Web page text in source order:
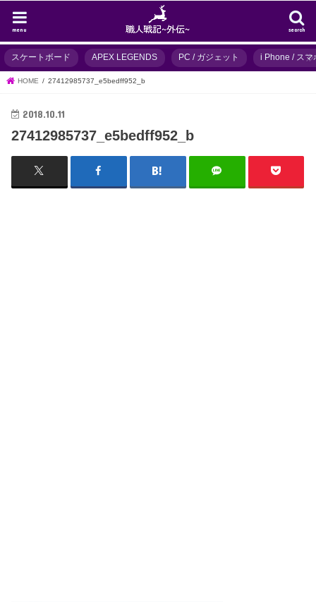
search
menu
スケートボード APEX LEGENDS PC / ガジェット i Phone / スマ
HOME 27412985737_e5bedff952_b
2018.10.11
27412985737_e5bedff952_b